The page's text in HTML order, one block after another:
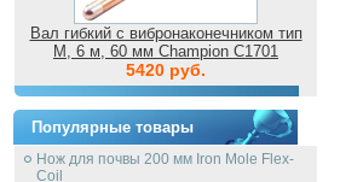
Вал гибкий с вибронаконечником тип
M, 6 м, 60 мм Champion C1701
5420 руб.
Популярные товары
Нож для почвы 200 мм Iron Mole Flex-
Coil